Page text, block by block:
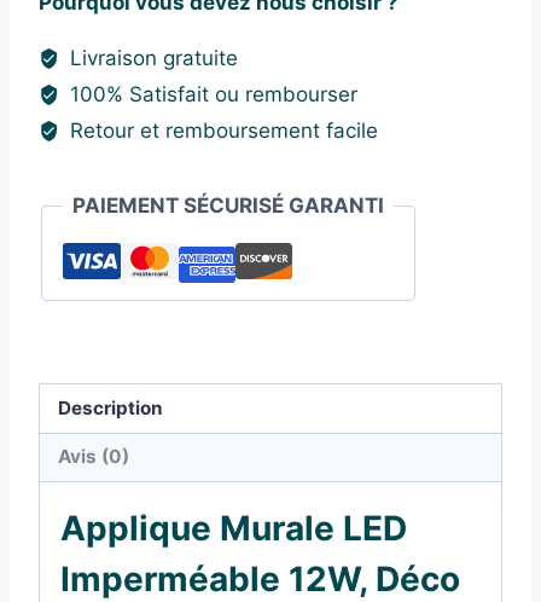
Imperméable
12W
Livraison gratuite
100% Satisfait ou rembourser
Retour et remboursement facile
PAIEMENT SÉCURISÉ GARANTI
Description
Avis (0)
Applique Murale LED
Imperméable 12W, Déco